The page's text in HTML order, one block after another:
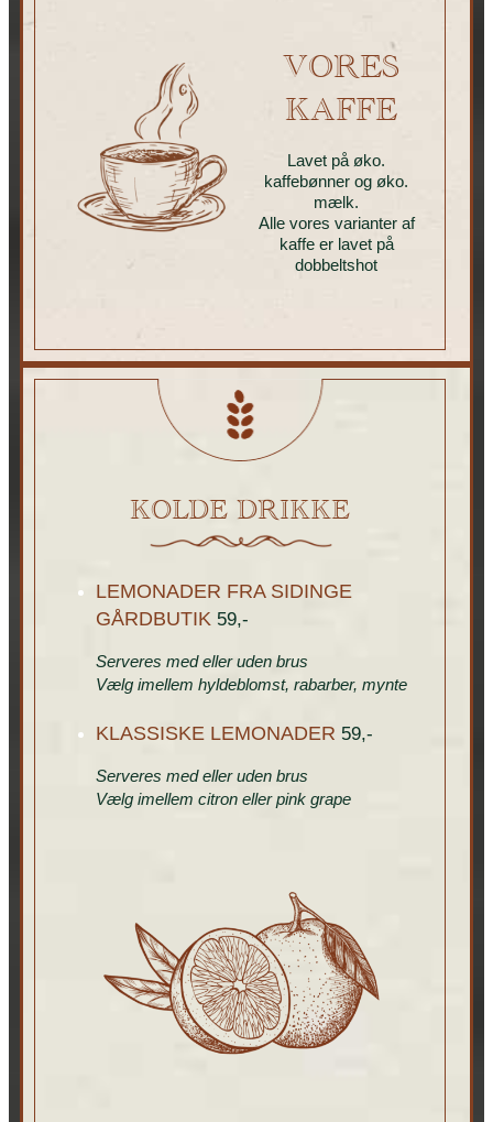
VORES
KAFFE
Lavet på øko.
kaffebønner og øko.
mælk.
Alle vores varianter af
kaffe er lavet på
dobbeltshot
KOLDE DRIKKE
LEMONADER FRA SIDINGE
GÅRDBUTIK 59,-
Serveres med eller uden brus
Vælg imellem hyldeblomst, rabarber, mynte
KLASSISKE LEMONADER 59,-
Serveres med eller uden brus
Vælg imellem citron eller pink grape